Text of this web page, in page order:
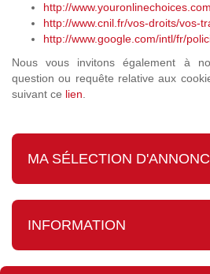
http://
http://www.cnil.fr/vos-droits/vos-
http://www.google.com/intl/fr/
Nous vous invitons également à
question ou requête relative aux
suivant ce lien
MA SÉLECTION
INFORMATION